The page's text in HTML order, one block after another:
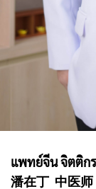
แพทย์จีน จิตติก
潘在丁 中医师